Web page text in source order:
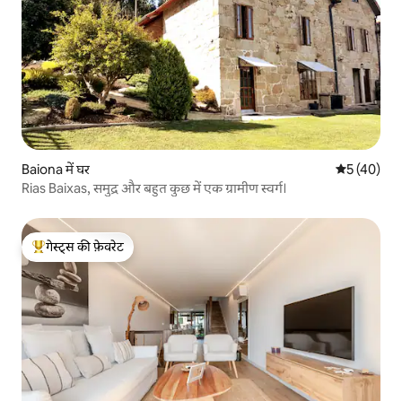
Baiona में घर औसत रेटिंग
5 (40)
Rias Baixas, समुद्र और बहुत कुछ में एक ग्रामीण स्वर्ग।
गेस्ट्स का टॉप फ़ेवरेट
गेस्ट्स की फ़ेवरेट